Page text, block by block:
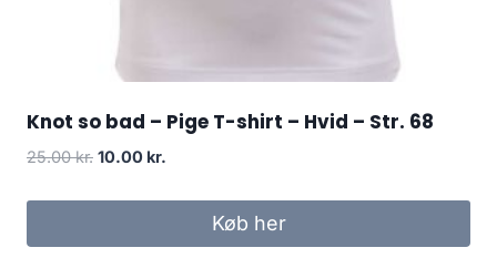
Knot so bad – Pige T-shirt – Hvid – Str. 68
25.00kr. Original
was:
10.00 kr.
is:
10.00 kr..Køb her